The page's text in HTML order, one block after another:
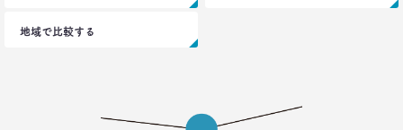
地域で比較する